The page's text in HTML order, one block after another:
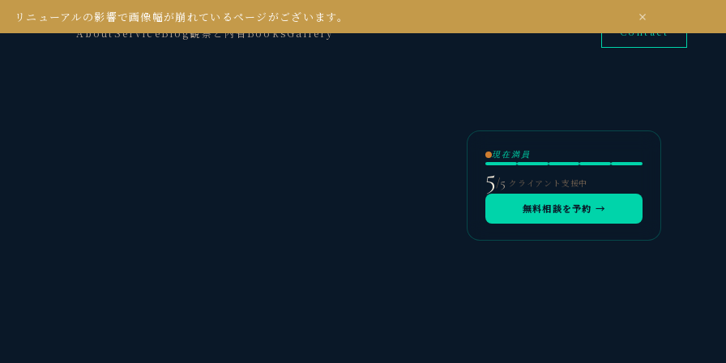
リニューアルの影響で画像幅が崩れているページがございます。
AboutServiceBlog観察と内省BooksGallery Contact
現在満員
5/5 クライアント支援中
無料相談を予約 →